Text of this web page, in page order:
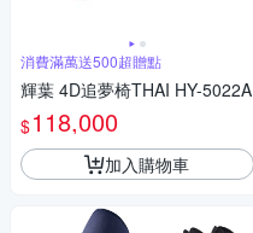
消費滿萬送500超贈點
輝葉 4D追夢椅THAI HY-5022A
$118,000
加入購物車